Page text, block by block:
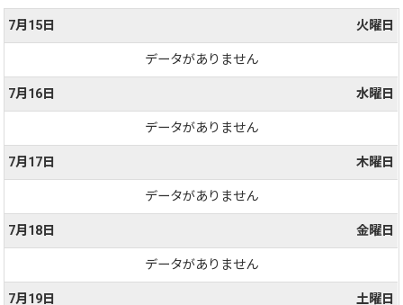
7月15日 火曜日
データがありません
7月16日 水曜日
データがありません
7月17日 木曜日
データがありません
7月18日 金曜日
データがありません
7月19日 土曜日